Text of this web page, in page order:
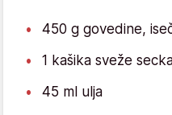
450 g govedine,
1 kašika sveže
45 ml ulja